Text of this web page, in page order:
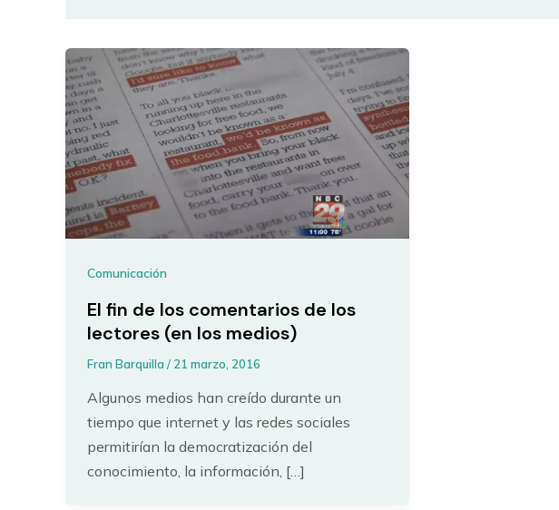
Comunicación
El fin de los comentarios de los
lectores (en los medios)
Fran Barquilla/ 21 marzo, 2016
Algunos medios han creído durante un
tiempo que internet y las redes sociales
permitirían la democratización del
conocimiento, la información, […]